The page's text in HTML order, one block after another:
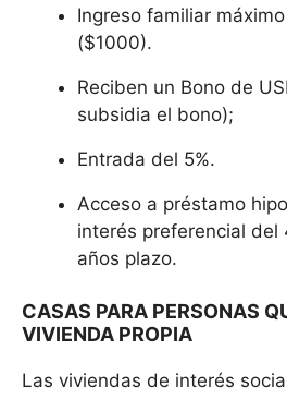
Ingreso familiar
($1000).
Reciben un Bono de
subsidia el bono);
Entrada del 5%.
Acceso a préstamo
interés preferencial del
años plazo.
CASAS PARA PERSONAS
VIVIENDA PROPIA
Las viviendas de interés